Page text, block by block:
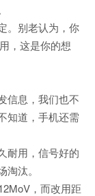
。别老认为，你
，这是你的想
信息，我们也不
知道，手机还需
耐用，信号好的
汰。
，而改用距